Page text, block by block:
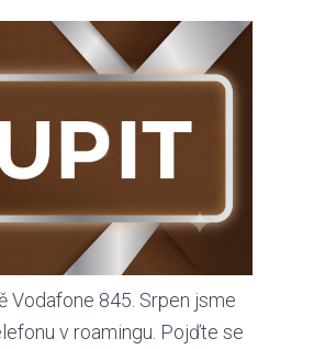
Vodafone 845. Srpen jsme
v roamingu. Pojďte se